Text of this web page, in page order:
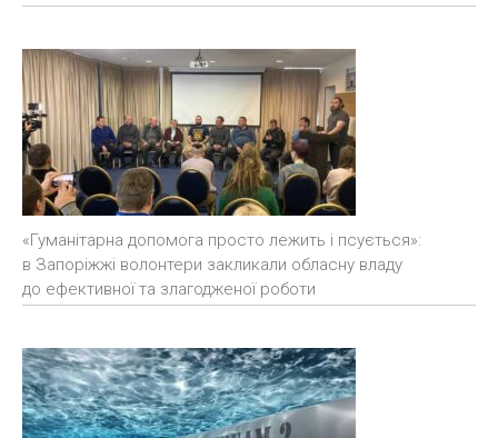
«Гуманітарна допомога просто лежить і псується»:
в Запоріжжі волонтери закликали обласну владу
до ефективної та злагодженої роботи